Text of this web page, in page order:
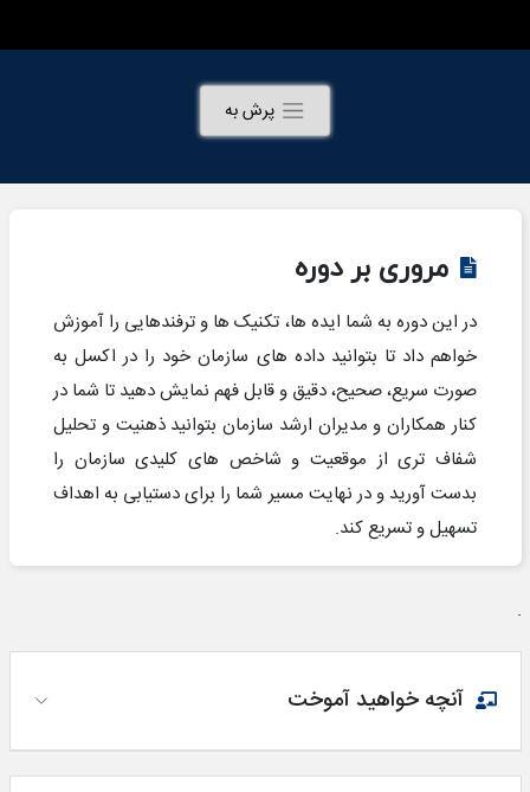
مروری بر دوره
در این دوره به شما ایده ها، تکنیک ها و ترفندهایی را آموزش
خواهم داد تا بتوانید داده های سازمان خود را در اکسل به
صورت سریع، صحیح، دقیق و قابل فهم نمایش دهید تا شما در
کنار همکاران و مدیران ارشد سازمان بتوانید ذهنیت و تحلیل
شفاف تری از موقعیت و شاخص های کلیدی سازمان را
بدست آورید و در نهایت مسیر شما را برای دستیابی به اهداف
تسهیل و تسریع کند.
.
آنچه خواهید آموخت